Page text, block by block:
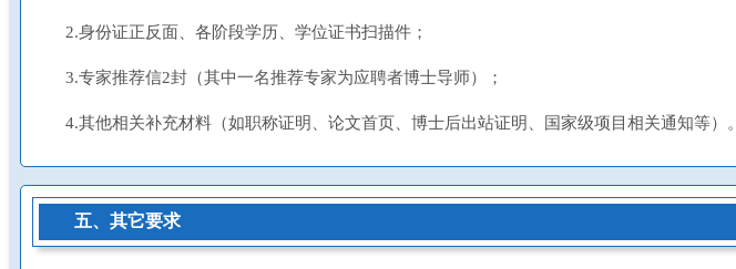
2.身份证正反面、各阶段学历、学位证书扫描件；
3.专家推荐信2封（其中一名推荐专家为应聘者博士导师）；
4.其他相关补充材料（如职称证明、论文首页、博士后出站证明、国家级项目相关通知等）。
五、其它要求